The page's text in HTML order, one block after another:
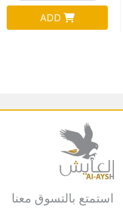
ADD
استمتع بالتسوق معنا